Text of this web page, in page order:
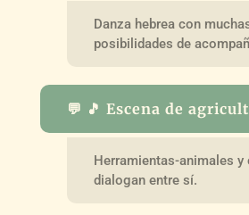
Danza hebrea con
posibilidades de
💬 🎵 Escena de
Herramientas-animales y
dialogan entre sí.